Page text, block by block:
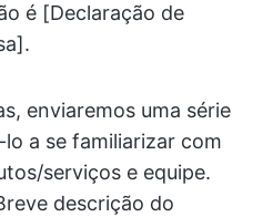
é [Declaração de
enviaremos uma série
a se familiarizar com
serviços e equipe.
descrição do